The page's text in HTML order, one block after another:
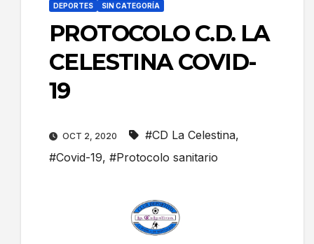
DEPORTES SIN CATEGORÍA
PROTOCOLO C.D. LA
CELESTINA COVID-
19
OCT 2, 2020 #CD La Celestina,
#Covid-19, #Protocolo sanitario